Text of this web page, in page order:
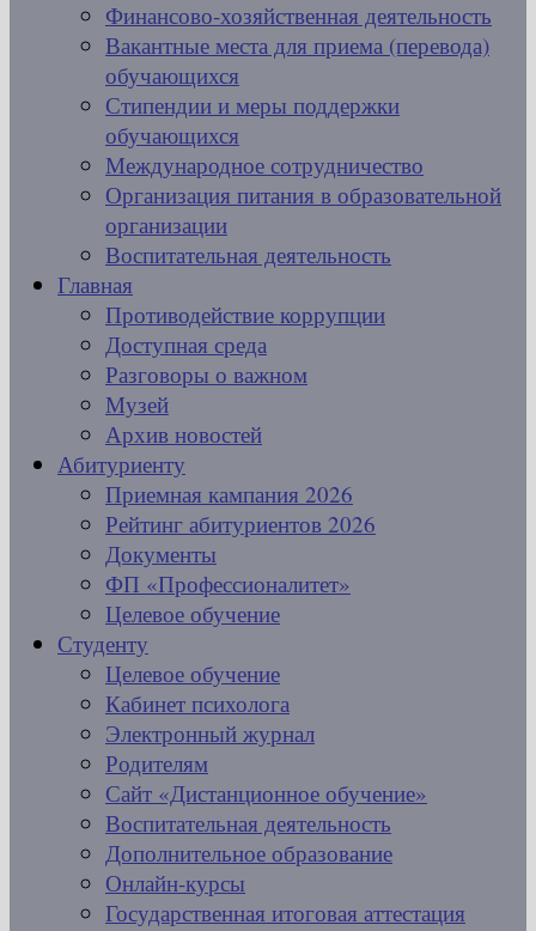
Финансово-хозяйственная деятельность
Вакантные места для приема (перевода)
обучающихся
Стипендии и меры поддержки
обучающихся
Международное сотрудничество
Организация питания в образовательной
организации
Воспитательная деятельность
Главная
Противодействие коррупции
Доступная среда
Разговоры о важном
Музей
Архив новостей
Абитуриенту
Приемная кампания 2026
Рейтинг абитуриентов 2026
Документы
ФП «Профессионалитет»
Целевое обучение
Студенту
Целевое обучение
Кабинет психолога
Электронный журнал
Родителям
Сайт «Дистанционное обучение»
Воспитательная деятельность
Дополнительное образование
Онлайн-курсы
Государственная итоговая аттестация